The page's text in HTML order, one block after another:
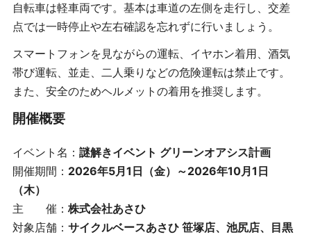
自転車は軽車両です。基本は車道の左側を走行し、交差
点では一時停止や左右確認を忘れずに行いましょう。
スマートフォンを見ながらの運転、イヤホン着用、酒気
帯び運転、並走、二人乗りなどの危険運転は禁止です。
また、安全のためヘルメットの着用を推奨します。
開催概要
イベント名： 謎解きイベント グリーンオアシス計画
開催期間： 2026年5月1日（金）～2026年10月1日
（木）
主 催： 株式会社あさひ
対象店舗： サイクルベースあさひ 笹塚店、池尻店、目黒